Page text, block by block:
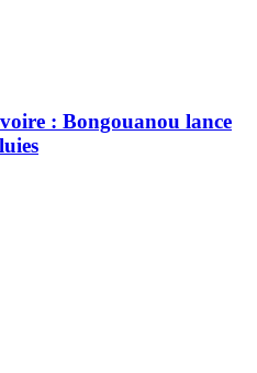
: Bongouanou lance